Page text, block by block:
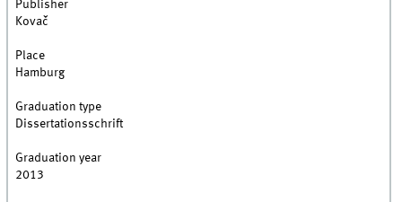
Publisher
Kovač
Place
Hamburg
Graduation type
Dissertationsschrift
Graduation year
2013